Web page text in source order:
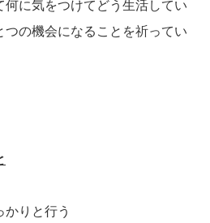
何に気をつけてどう生活してい
つの機会になることを祈ってい
りと行う